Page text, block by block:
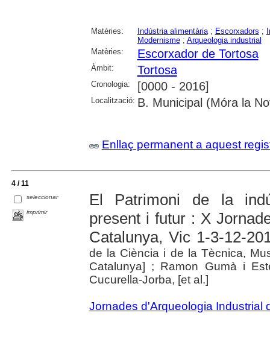
Matèries: Indústria alimentària; Escorxadors ;
Modernisme; Arqueologia industrial
Matèries:
Escorxador de Tortosa
Àmbit: Tortosa
Cronologia: [0000 - 2016]
Localització: B. Municipal (Móra la
Enllaç permanent a aquest
4 / 11
seleccionar
imprimir
El Patrimoni de la
present i futur : X
Catalunya, Vic 1-3-12-
de la Ciència i de la Tècnica,
Catalunya] ; Ramon Gumà i
Cucurella-Jorba, [et al.]
Jornades d'Arqueologia Industrial